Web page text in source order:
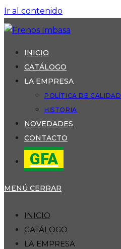
Ir al contenido
INICIO
CATÁLOGO
LA EMPRESA
POLÍTICA DE CALIDAD
HISTORIA
NOVEDADES
CONTACTO
GFA
MENÚ CERRAR
INICIO
CATÁLOGO
LA EMPRESA